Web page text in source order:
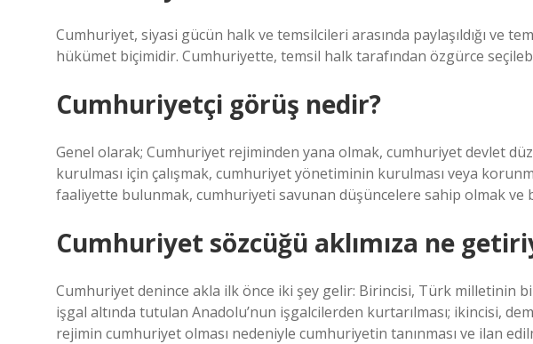
Cumhuriyet, siyasi gücün halk ve temsilcileri arasında paylaşıldığı ve
hükümet biçimidir. Cumhuriyette, temsil halk tarafından özgürce
Cumhuriyetçi görüş nedir?
Genel olarak; Cumhuriyet rejiminden yana olmak, cumhuriyet devlet
kurulması için çalışmak, cumhuriyet yönetiminin kurulması veya
faaliyette bulunmak, cumhuriyeti savunan düşüncelere sahip olmak ve
Cumhuriyet sözcüğü aklımıza ne
Cumhuriyet denince akla ilk önce iki şey gelir: Birincisi, Türk milletinin
işgal altında tutulan Anadolu’nun işgalcilerden kurtarılması; ikincisi,
rejimin cumhuriyet olması nedeniyle cumhuriyetin tanınması ve ilan